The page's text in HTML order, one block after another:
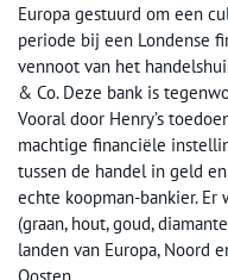
Europa gestuurd om een
periode bij een Londense
vennoot van het
& Co. Deze bank is
Vooral door Henry’s
machtige financiële
tussen de handel in geld
echte koopman-bankier.
(graan, hout, goud,
landen van Europa, Noord
Oosten.